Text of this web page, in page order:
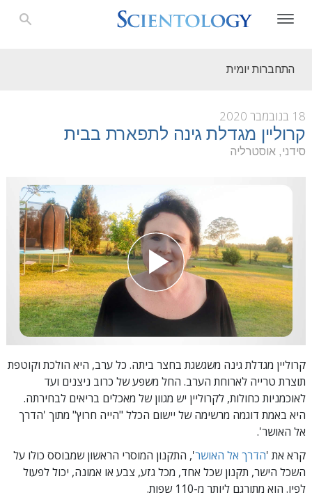
התחברות יומית
18 בנובמבר 2020
קרוליין מגדלת גינה לתפארת בבית
סידני, אוסטרליה
קרוליין מגדלת גינה משגשגת בחצר ביתה. כל ערב, היא הולכת וקוטפת
תוצרת טרייה לארוחת הערב. החל משפע של כרוב ניצנים ועד
לאוכמניות כחולות, לקרוליין יש מגוון של מאכלים בריאים לבחירתה.
היא באמת דוגמה מרשימה של יישום הכלל "הייה חרוץ" מתוך 'הדרך
אל האושר'.
קרא את 'הדרך אל האושר', התקנון המוסרי הראשון שמבוסס כולו על
השכל הישר, תקנון שכל אחד, מכל גזע, צבע או אמונה, יכול לפעול
לפיו. הוא מתורגם ליותר מ-110 שפות.